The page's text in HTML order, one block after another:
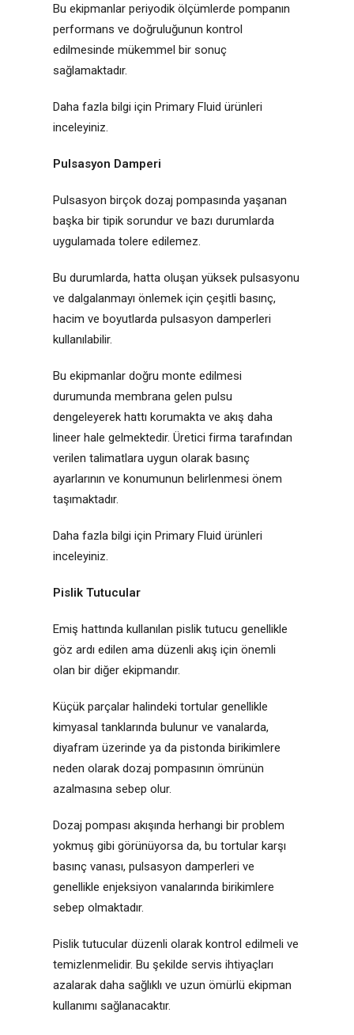
Bu ekipmanlar periyodik ölçümlerde pompanın
performans ve doğruluğunun kontrol
edilmesinde mükemmel bir sonuç
sağlamaktadır.
Daha fazla bilgi için Primary Fluid ürünleri
inceleyiniz.
Pulsasyon Damperi
Pulsasyon birçok dozaj pompasında yaşanan
başka bir tipik sorundur ve bazı durumlarda
uygulamada tolere edilemez.
Bu durumlarda, hatta oluşan yüksek pulsasyonu
ve dalgalanmayı önlemek için çeşitli basınç,
hacim ve boyutlarda pulsasyon damperleri
kullanılabilir.
Bu ekipmanlar doğru monte edilmesi
durumunda membrana gelen pulsu
dengeleyerek hattı korumakta ve akış daha
lineer hale gelmektedir. Üretici firma tarafından
verilen talimatlara uygun olarak basınç
ayarlarının ve konumunun belirlenmesi önem
taşımaktadır.
Daha fazla bilgi için Primary Fluid ürünleri
inceleyiniz.
Pislik Tutucular
Emiş hattında kullanılan pislik tutucu genellikle
göz ardı edilen ama düzenli akış için önemli
olan bir diğer ekipmandır.
Küçük parçalar halindeki tortular genellikle
kimyasal tanklarında bulunur ve vanalarda,
diyafram üzerinde ya da pistonda birikimlere
neden olarak dozaj pompasının ömrünün
azalmasına sebep olur.
Dozaj pompası akışında herhangi bir problem
yokmuş gibi görünüyorsa da, bu tortular karşı
basınç vanası, pulsasyon damperleri ve
genellikle enjeksiyon vanalarında birikimlere
sebep olmaktadır.
Pislik tutucular düzenli olarak kontrol edilmeli ve
temizlenmelidir. Bu şekilde servis ihtiyaçları
azalarak daha sağlıklı ve uzun ömürlü ekipman
kullanımı sağlanacaktır.